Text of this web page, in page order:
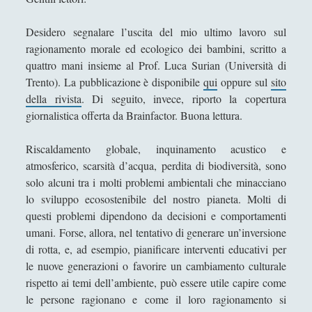
► Antologia(4)
► Filosofia(799)
►
► Scienza(84)
► Storia(144)
► Random (28)
Ironia(7)
► Un Po’ Di Narrativa(7)
► Attualità (12)
► Azione Filosofica(4)
► Cinema e Serie(15)
Desidero segnalare l’uscita del mio ultimo lavoro sul
ragionamento morale ed ecologico dei bambini, scritto a
quattro mani insieme al Prof. Luca Surian (Università di
Trento). La pubblicazione è disponibile qui oppure sul sito
della rivista. Di seguito, invece, riporto la copertura
giornalistica offerta da Brainfactor. Buona lettura.
Riscaldamento globale, inquinamento acustico e
atmosferico, scarsità d’acqua, perdita di biodiversità, sono
solo alcuni tra i molti problemi ambientali che minacciano
lo sviluppo ecosostenibile del nostro pianeta. Molti di
questi problemi dipendono da decisioni e comportamenti
umani. Forse, allora, nel tentativo di generare un’inversione
di rotta, e, ad esempio, pianificare interventi educativi per
le nuove generazioni o favorire un cambiamento culturale
rispetto ai temi dell’ambiente, può essere utile capire come
le persone ragionano e come il loro ragionamento si